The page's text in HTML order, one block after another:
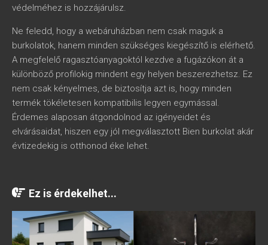
védelméhez is hozzájárulsz.
Ne feledd, hogy a webáruházban nem csak maguk a
burkolatok, hanem minden szükséges kiegészítő is elérhető.
A megfelelő ragasztóanyagoktól kezdve a fugázókon át a
különböző profilokig mindent egy helyen beszerezhetsz. Ez
nem csak kényelmes, de biztosítja azt is, hogy minden
termék tökéletesen kompatibilis legyen egymással.
Érdemes alaposan átgondolnod az igényeidet és
elvárásaidat, hiszen egy jól megválasztott Bien burkolat akár
évtizedekig is otthonod éke lehet.
Ez is érdekelhet...